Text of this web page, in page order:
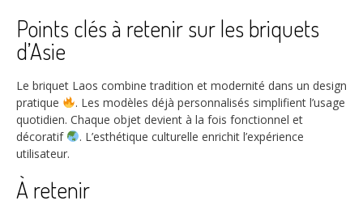
Points clés à retenir sur les briquets
d’Asie
Le briquet Laos combine tradition et modernité dans un design
pratique
. Les modèles déjà personnalisés simplifient l’usage
quotidien. Chaque objet devient à la fois fonctionnel et
décoratif
. L’esthétique culturelle enrichit l’expérience
utilisateur.
À retenir